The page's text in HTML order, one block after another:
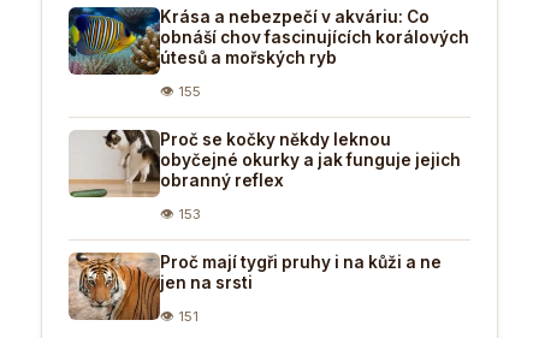
Krása a nebezpečí v akváriu: Co
obnáší chov fascinujících korálových
útesů a mořských ryb
👁 155
Proč se kočky někdy leknou
obyčejné okurky a jak funguje jejich
obranný reflex
👁 153
Proč mají tygři pruhy i na kůži a ne
jen na srsti
👁 151